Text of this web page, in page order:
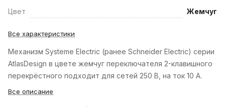
Цвет Жемчуг
Все характеристики
Механизм Systeme Electric (ранее Schneider Electric) серии
AtlasDesign в цвете жемчуг переключателя 2-клавишного
перекрёстного подходит для сетей 250 В, на ток 10 А.
Все описание